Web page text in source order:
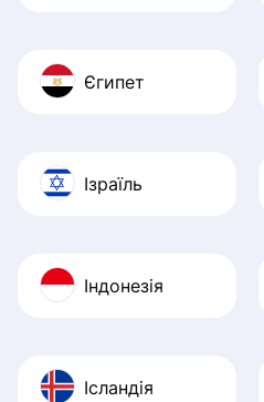
Єгипет
Ізраїль
Індонезія
Ісландія